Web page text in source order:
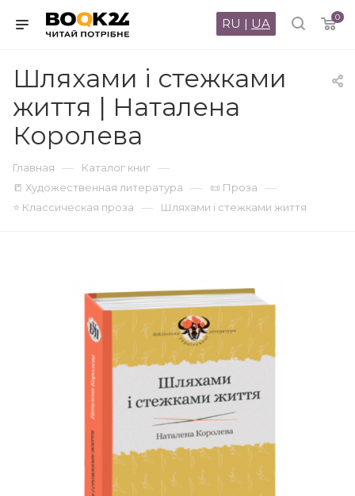
0
RU | UA
Шляхами і стежками
життя | Наталена
Королева
Главная — Каталог книг —
📒 Художественная литература — 📜 Проза —
⭐ Классическая проза — Шляхами і стежками життя